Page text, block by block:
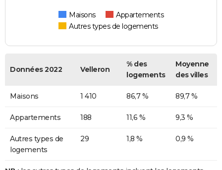
Maisons
Appartements
Autres types de logements
Données 2022 Velleron
% des
logements
Moyenne
des villes
Maisons 1 410 86,7 % 89,7 %
Appartements 188 11,6 % 9,3 %
Autres types de
logements
29 1,8 % 0,9 %